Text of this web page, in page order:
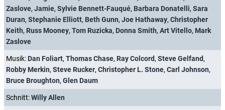
Zaslove, Jamie, Sylvie Bennett-Fauqué, Barbara Donatelli, Sara
Duran, Stephanie Elliott, Beth Gunn, Joe Hathaway, Christopher
Keith, Russ Mooney, Tom Ruzicka, Donna Smith, Art Vitello, Mark
Zaslove
Musik: Dan Foliart, Thomas Chase, Ray Colcord, Steve Gelfand,
Robby Merkin, Steve Rucker, Christopher L. Stone, Carl Johnson,
Bruce Broughton, Glen Daum
Schnitt:Willy Allen